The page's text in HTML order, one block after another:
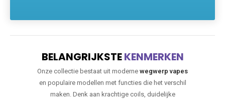
BELANGRIJKSTEKENMERKEN
Onze collectie bestaat uit moderne wegwerp vapes
en populaire modellen met functies die het verschil
maken. Denk aan krachtige coils, duidelijke